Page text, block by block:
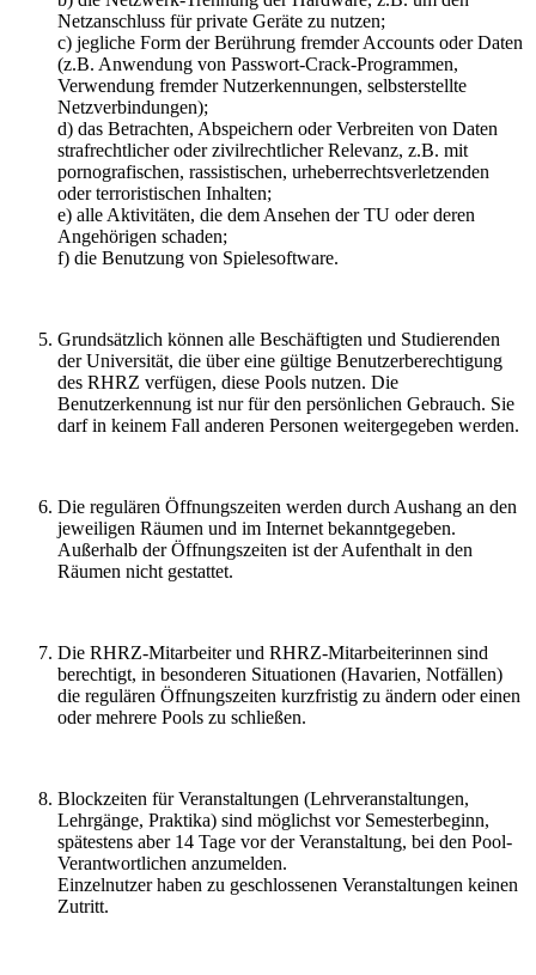
Netzanschluss für private Geräte zu nutzen;
c) jegliche Form der Berührung fremder Accounts oder Daten
(z.B. Anwendung von Passwort-Crack-Programmen,
Verwendung fremder Nutzerkennungen, selbsterstellte
Netzverbindungen);
d) das Betrachten, Abspeichern oder Verbreiten von Daten
strafrechtlicher oder zivilrechtlicher Relevanz, z.B. mit
pornografischen, rassistischen, urheberrechtsverletzenden
oder terroristischen Inhalten;
e) alle Aktivitäten, die dem Ansehen der TU oder deren
Angehörigen schaden;
f) die Benutzung von Spielesoftware.
Grundsätzlich können alle Beschäftigten und Studierenden
der Universität, die über eine gültige Benutzerberechtigung
des RHRZ verfügen, diese Pools nutzen. Die
Benutzerkennung ist nur für den persönlichen Gebrauch. Sie
darf in keinem Fall anderen Personen weitergegeben werden.
Die regulären Öffnungszeiten werden durch Aushang an den
jeweiligen Räumen und im Internet bekanntgegeben.
Außerhalb der Öffnungszeiten ist der Aufenthalt in den
Räumen nicht gestattet.
Die RHRZ-Mitarbeiter und RHRZ-Mitarbeiterinnen sind
berechtigt, in besonderen Situationen (Havarien, Notfällen)
die regulären Öffnungszeiten kurzfristig zu ändern oder einen
oder mehrere Pools zu schließen.
Blockzeiten für Veranstaltungen (Lehrveranstaltungen,
Lehrgänge, Praktika) sind möglichst vor Semesterbeginn,
spätestens aber 14 Tage vor der Veranstaltung, bei den Pool-
Verantwortlichen anzumelden.
Einzelnutzer haben zu geschlossenen Veranstaltungen keinen
Zutritt.